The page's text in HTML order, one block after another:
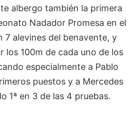
albergo también la primera
Nadador Promesa en el
7 alevines del benavente, y
los 100m de cada uno de los
especialmente a Pablo
puestos y a Mercedes
1ª en 3 de las 4 pruebas.